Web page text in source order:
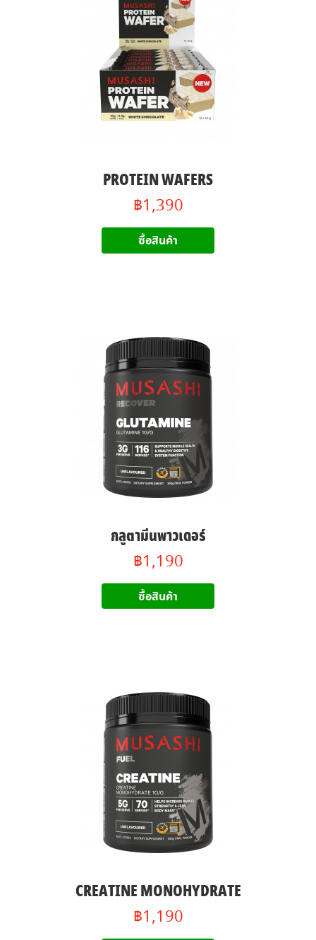
PROTEIN WAFERS
฿1,390
ซื้อสินค้า
กลูตามีนพาวเดอร์
฿1,190
ซื้อสินค้า
CREATINE MONOHYDRATE
฿1,190